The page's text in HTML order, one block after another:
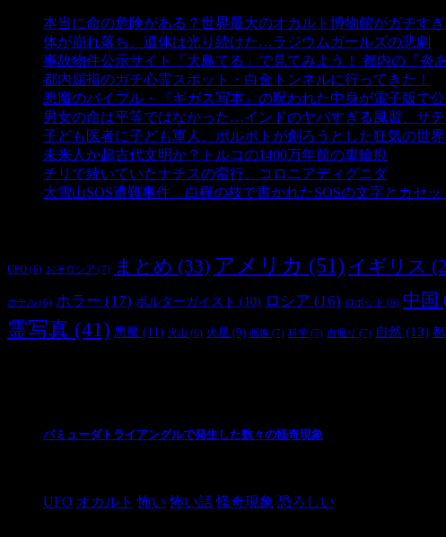
本当に命の危険がある？世界最大のオカルト博物館がガチす
体が崩れ落ち、遺体は光り続けた…ラジウムガールズの悲劇
事故物件公示サイト「大島てる」で見てみよう！ 都内の「炎
都内屈指のガチ心霊スポット・白金トンネルに行ってきた！
悪魔のバイブル・『ギガス写本』の呪われた中身が電子版で公
男女の命は平等ではなかった…インドのヤバすぎる風習、サ
子ども医者に子ども軍人、ポルポトが創ろうとした狂気の世界
未来人か超古代文明か？トルコの1400万年前の車輪痕
チリで続いていたナチスの蛮行、コロニアディグニダ- 2,902
大雪山SOS遭難事件 白樺の枝で書かれたSOSの文字とカセッ
UFO (6) おそロシア (7) まとめ (33) アメリカ (51) イギリス
ホテル (6) ホラー (17) ポルターガイスト (10) ロシア (16) ロボット (6) 中国
霊写真 (41) 悪魔 (11) 火山 (6) 火星 (9) 画像 (7) 科学 (7) 自撮り (7) 自然 (13)
バミューダトライアングルで発生した数々の怪奇現象
UFO オカルト 怖い 怖い話 怪奇現象 恐ろしい